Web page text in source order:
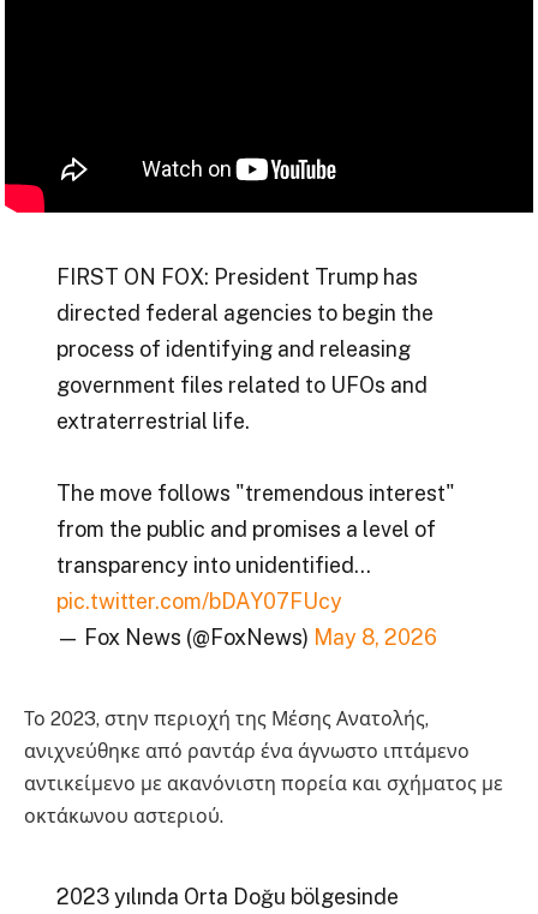
FIRST ON FOX: President Trump has
directed federal agencies to begin the
process of identifying and releasing
government files related to UFOs and
extraterrestrial life.
The move follows "tremendous interest"
from the public and promises a level of
transparency into unidentified…
pic.twitter.com/bDAY07FUcy
— Fox News (@FoxNews) May 8, 2026
Το 2023, στην περιοχή της Μέσης Ανατολής,
ανιχνεύθηκε από ραντάρ ένα άγνωστο ιπτάμενο
αντικείμενο με ακανόνιστη πορεία και σχήματος με
οκτάκωνου αστεριού.
2023 yılında Orta Doğu bölgesinde